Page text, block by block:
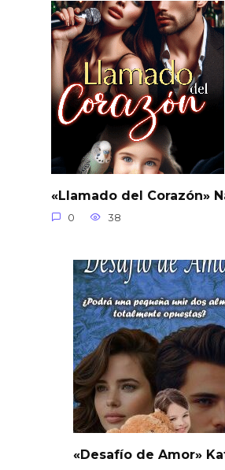
«Llamado del Corazón»
0 38
«Desafío de Amor»